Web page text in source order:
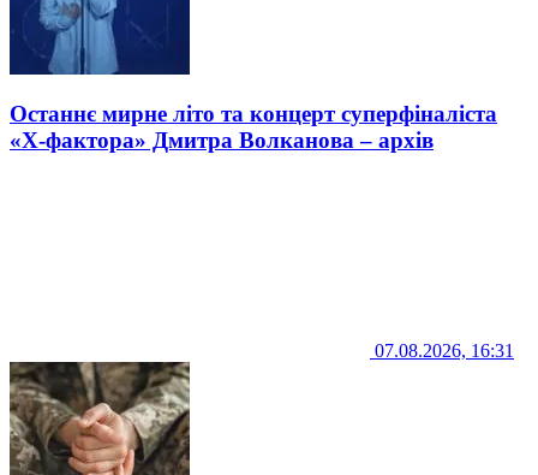
Останнє мирне літо та концерт суперфіналіста
«Х-фактора» Дмитра Волканова – архів
07.08.2026, 16:31